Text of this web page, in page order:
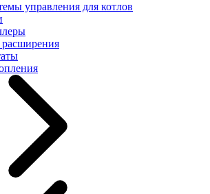
управления для котлов